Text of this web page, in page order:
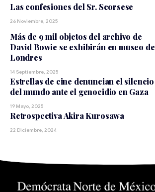
Las confesiones del Sr. Scorsese
26 Noviembre, 2025
Más de 9 mil objetos del archivo de
David Bowie se exhibirán en museo de
Londres
14 Septiembre, 2025
Estrellas de cine denuncian el silencio
del mundo ante el genocidio en Gaza
19 Mayo, 2025
Retrospectiva Akira Kurosawa
22 Diciembre, 2024